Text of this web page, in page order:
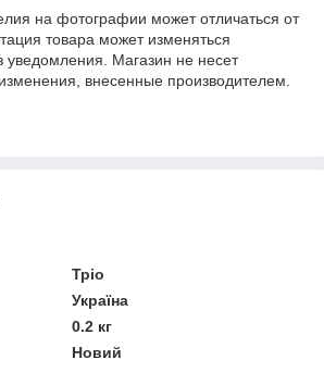
на фотографии может отличаться от
товара может изменяться
уведомления. Магазин не несет
изменения, внесенные производителем.
Тріо
Україна
0.2 кг
Новий